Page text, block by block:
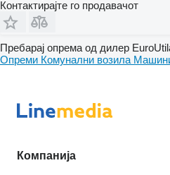
Контактирајте го продавачот
Пребарај опрема од дилер
Опреми Комунални возила
Компанија